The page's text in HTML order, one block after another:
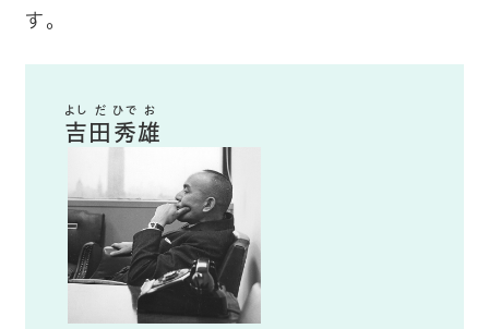
す。
吉
よし
田
だ
秀
ひで
雄
お